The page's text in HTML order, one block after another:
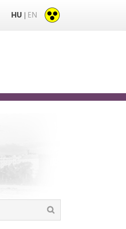
HU | EN